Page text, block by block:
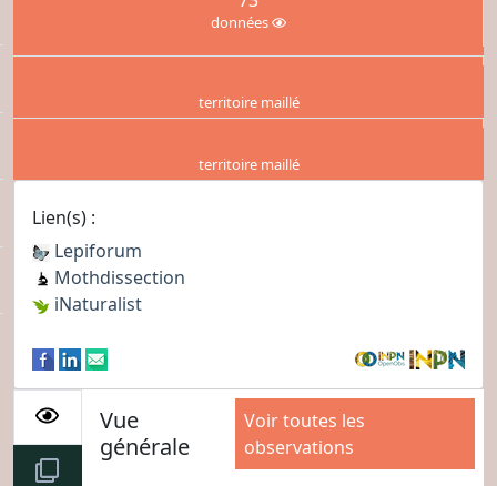
données
territoire maillé
territoire maillé
Lien(s) :
Lepiforum
Mothdissection
iNaturalist
Vue
générale
Voir toutes les
observations